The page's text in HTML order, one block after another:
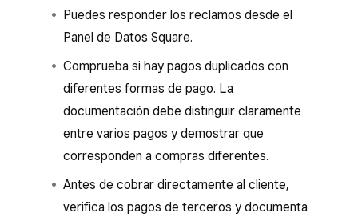
Puedes responder los reclamos desde el
Panel de Datos Square.
Comprueba si hay pagos duplicados con
diferentes formas de pago. La
documentación debe distinguir claramente
entre varios pagos y demostrar que
corresponden a compras diferentes.
Antes de cobrar directamente al cliente,
verifica los pagos de terceros y documenta